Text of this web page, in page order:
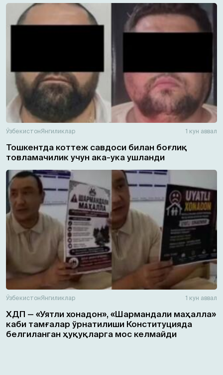
ЎзбекистонЯнгиликлар 1 кун аввал
Тошкентда коттеж савдоси билан боғлиқ
товламачилик учун ака-ука ушланди
ЎзбекистонЯнгиликлар 1 кун аввал
ХДП — «Уятли хонадон», «Шармандали маҳалла»
каби тамғалар ўрнатилиши Конституцияда
белгиланган ҳуқуқларга мос келмайди